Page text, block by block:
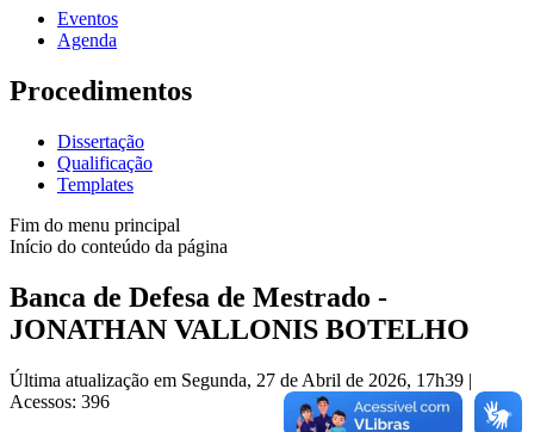
Eventos
Agenda
Procedimentos
Dissertação
Qualificação
Templates
Fim do menu principal
Início do conteúdo da página
Banca de Defesa de Mestrado -
JONATHAN VALLONIS BOTELHO
Última atualização em Segunda, 27 de Abril de 2026, 17h39 |
Acessos: 396